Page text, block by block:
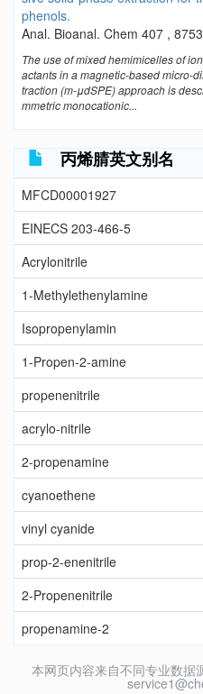
phenols.
Anal. Bioanal. Chem 407 ,
The use of mixed hemimicelles of
actants in a magnetic-based micro-
traction (m-μdSPE) approach is
mmetric monocationic...
丙烯腈英文别名
MFCD00001927
EINECS 203-466-5
Acrylonitrile
1-Methylethenylamine
Isopropenylamin
1-Propen-2-amine
propenenitrile
acrylo-nitrile
2-propenamine
cyanoethene
vinyl cyanide
prop-2-enenitrile
2-Propenenitrile
propenamine-2
本网页内容来自不同专业数据